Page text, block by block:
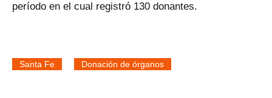
período en el cual registró 130 donantes.
Santa Fe Donación de órganos